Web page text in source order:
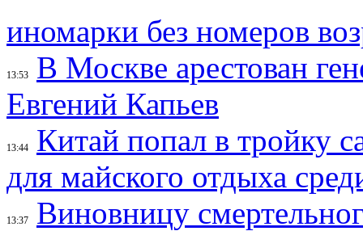
иномарки без номеров
13:53
В Москве арестован
Евгений Капьев
13:44
Китай попал в тройку
для майского отдыха
13:37
Виновницу